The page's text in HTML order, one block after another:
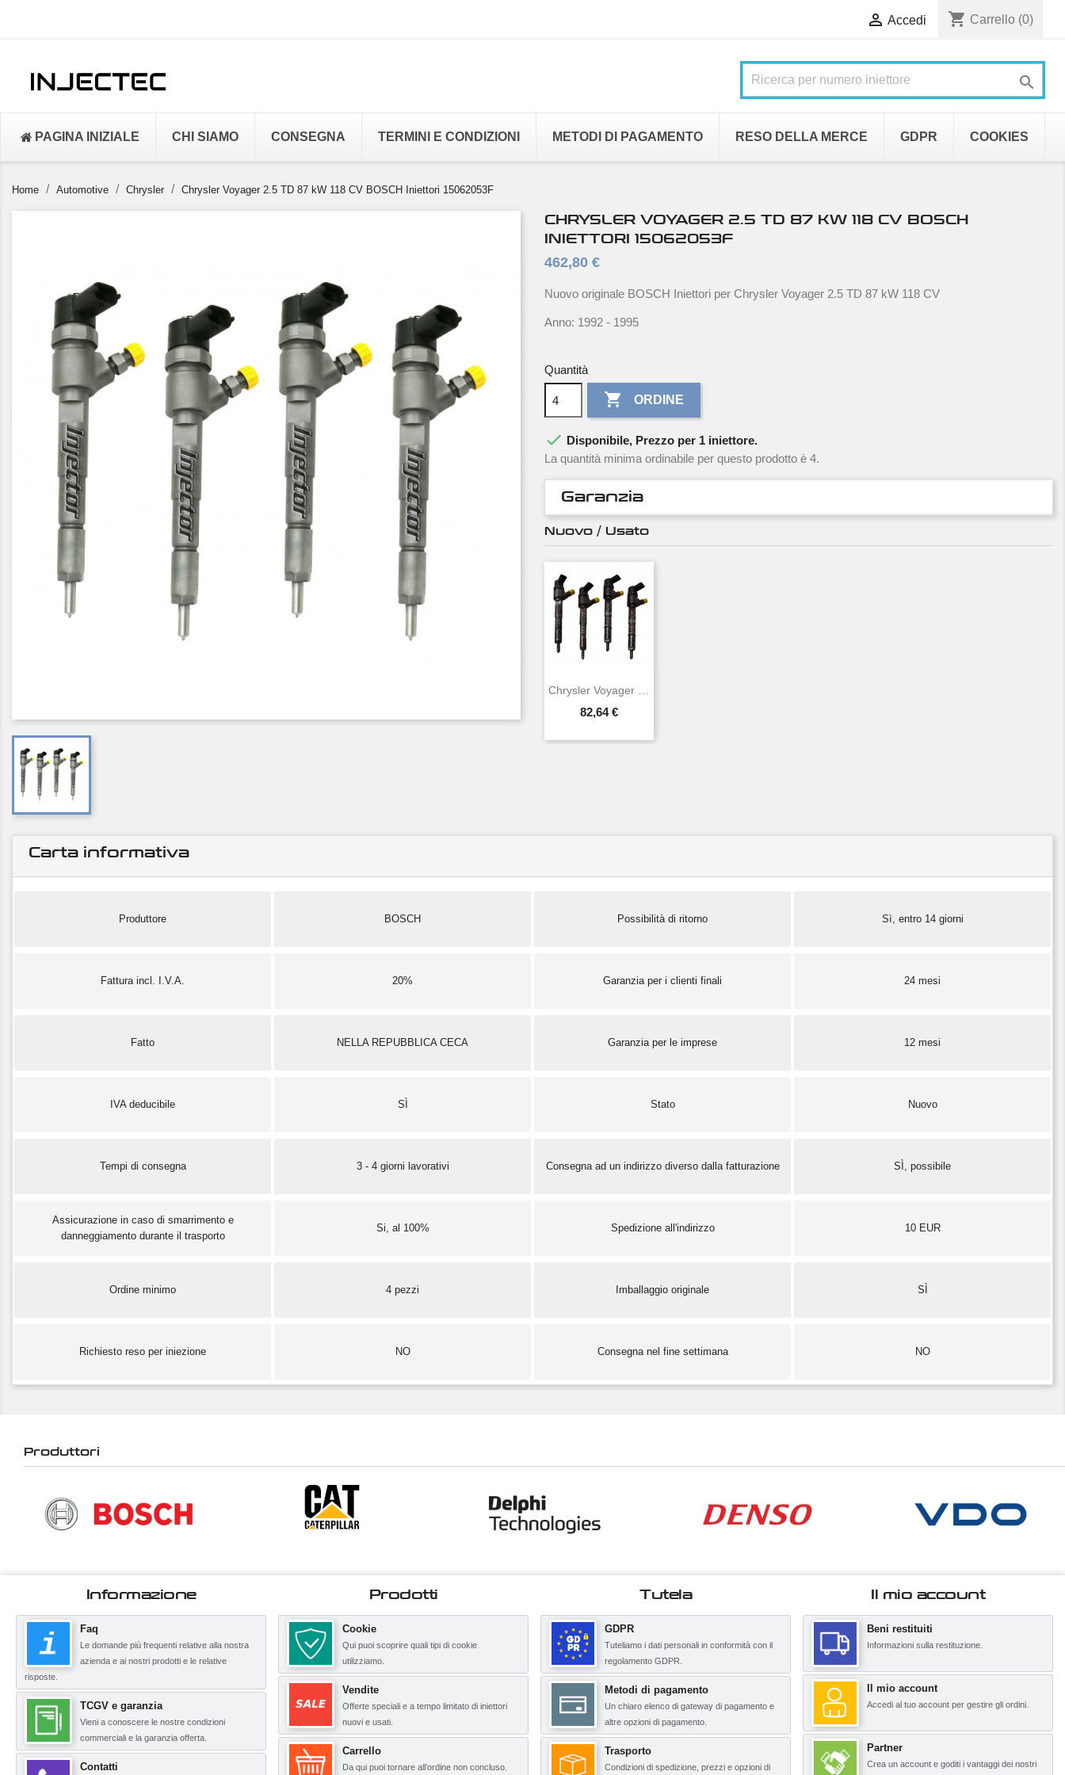
 Accedi shopping_cart Carrello (0)

PAGINA INIZIALE CHI SIAMO CONSEGNA TERMINI E CONDIZIONI METODI DI PAGAMENTO RESO DELLA MERCE GDPR COOKIES
Home Automotive Chrysler Chrysler Voyager 2.5 TD 87 kW 118 CV BOSCH Iniettori 15062053F
CHRYSLER VOYAGER 2.5 TD 87 KW 118 CV BOSCH
INIETTORI 15062053F
462,80 €
Nuovo originale BOSCH Iniettori per Chrysler Voyager 2.5 TD 87 kW 118 CV
Anno: 1992 - 1995
Quantità
 ORDINE
 Disponibile, Prezzo per 1 iniettore.
La quantità minima ordinabile per questo prodotto è 4.
Garanzia
Nuovo / Usato
82,64 €
Carta informativa
Produttore BOSCH Possibilità di ritorno Sì, entro 14 giorni
Fattura incl. I.V.A. 20% Garanzia per i clienti finali 24 mesi
Fatto NELLA REPUBBLICA CECA Garanzia per le imprese 12 mesi
IVA deducibile SÌ Stato Nuovo
Tempi di consegna 3 - 4 giorni lavorativi Consegna ad un indirizzo diverso dalla fatturazione SÌ, possibile
Assicurazione in caso di smarrimento e
danneggiamento durante il trasporto
Si, al 100% Spedizione all'indirizzo 10 EUR
Ordine minimo 4 pezzi Imballaggio originale SÌ
Richiesto reso per iniezione NO Consegna nel fine settimana NO
Produttori
Informazione
Faq
Le domande più frequenti relative alla nostra
azienda e ai nostri prodotti e le relative
risposte.
TCGV e garanzia
Vieni a conoscere le nostre condizioni
commerciali e la garanzia offerta.
Contatti
Prodotti
Cookie
Qui puoi scoprire quali tipi di cookie
utilizziamo.
Vendite
Offerte speciali e a tempo limitato di iniettori
nuovi e usati.
Carrello
Da qui puoi tornare all’ordine non concluso.
Tutela
GDPR
Tuteliamo i dati personali in conformità con il
regolamento GDPR.
Metodi di pagamento
Un chiaro elenco di gateway di pagamento e
altre opzioni di pagamento.
Trasporto
Condizioni di spedizione, prezzi e opzioni di
Il mio account
Beni restituiti
Informazioni sulla restituzione.
Il mio account
Accedi al tuo account per gestire gli ordini.
Partner
Crea un account e goditi i vantaggi dei nostri